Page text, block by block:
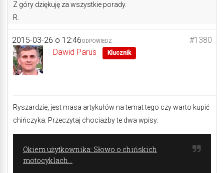
Z góry dziękuję za wszystkie porady.
R.
2015-03-26 o 12:46 #1380
ODPOWIEDZ
Dawid Parus Klucznik
Ryszardzie, jest masa artykułów na temat tego czy warto kupić
chińczyka. Przeczytaj chociażby te dwa wpisy:
Okiem użytkownika: Słowo o chińskich
motocyklach…